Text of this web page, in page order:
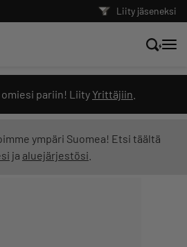
Liity jäseneksi
omiesi pariin! Liity Yrittäjiin
ympäri Suomea! Etsi täältä
ja aluejärjestösi
kysy suoraan